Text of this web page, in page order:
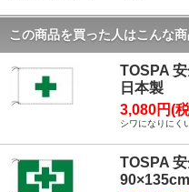
この商品を買った人はこんな
TOSPA
日本製
3,080円(
シワになりにく
TOSPA